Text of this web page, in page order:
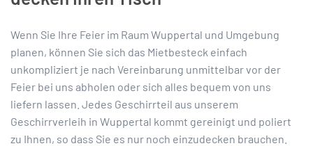
Wenn Sie Ihre Feier im Raum Wuppertal und Umgebung
planen, können Sie sich das Mietbesteck einfach
unkompliziert je nach Vereinbarung unmittelbar vor der
Feier bei uns abholen oder sich alles bequem von uns
liefern lassen. Jedes Geschirrteil aus unserem
Geschirrverleih in Wuppertal kommt gereinigt und poliert
zu Ihnen, so dass Sie es nur noch einzudecken brauchen.